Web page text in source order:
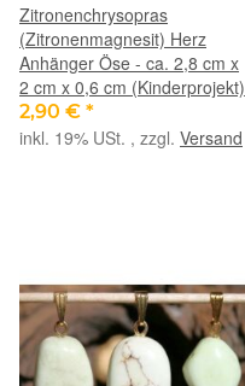
Zitronenchrysopras
(Zitronenmagnesit) Herz
Anhänger Öse - ca. 2,8 cm x
2 cm x 0,6 cm (Kinderprojekt)
2,90 € *
inkl. 19% USt. , zzgl. Versand